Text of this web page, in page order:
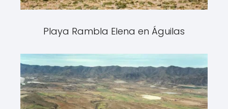
Playa Rambla Elena en Águilas